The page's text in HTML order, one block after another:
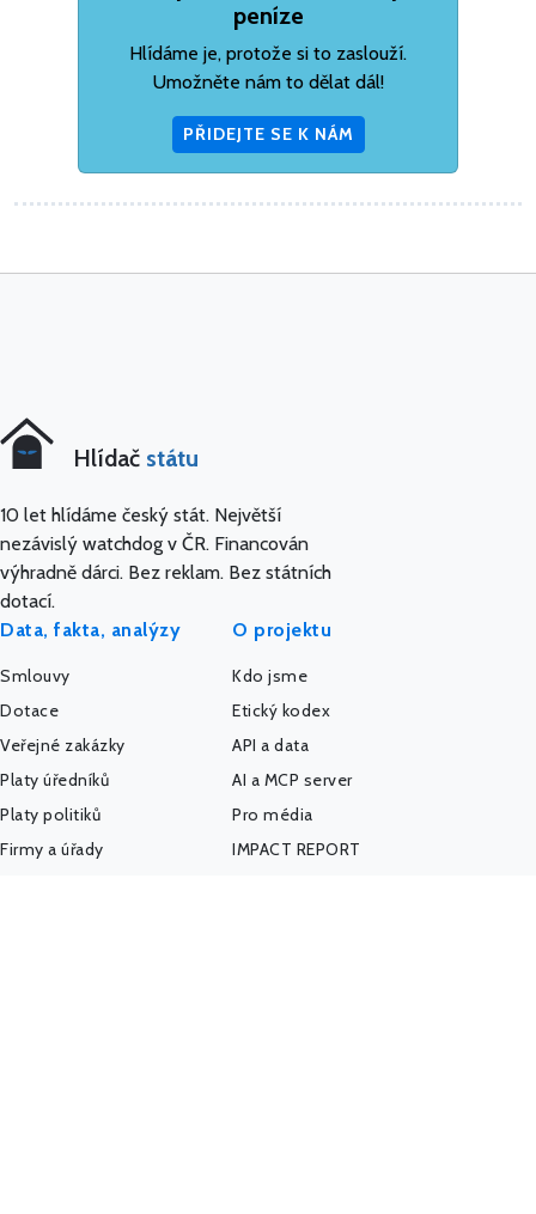
peníze
Hlídáme je, protože si to zaslouží.
Umožněte nám to dělat dál!
PŘIDEJTE SE K NÁM
Hlídač státu
10 let hlídáme český stát. Největší
nezávislý watchdog v ČR. Financován
výhradně dárci. Bez reklam. Bez státních
dotací.
Data, fakta, analýzy
Smlouvy
Dotace
Veřejné zakázky
Platy úředníků
Platy politiků
Firmy a úřady
O projektu
Kdo jsme
Etický kodex
API a data
AI a MCP server
Pro média
IMPACT REPORT